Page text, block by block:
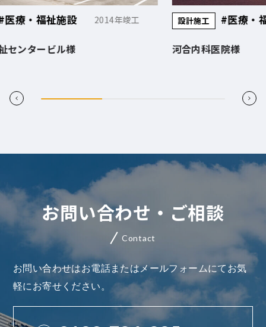
工 設計施工 #医療・福祉施設 2016年竣工
河合内科医院様
お問い合わせはお電話またはメールフォームにてお気
軽にお寄せください。
Contact
お問い合わせ・ご相談